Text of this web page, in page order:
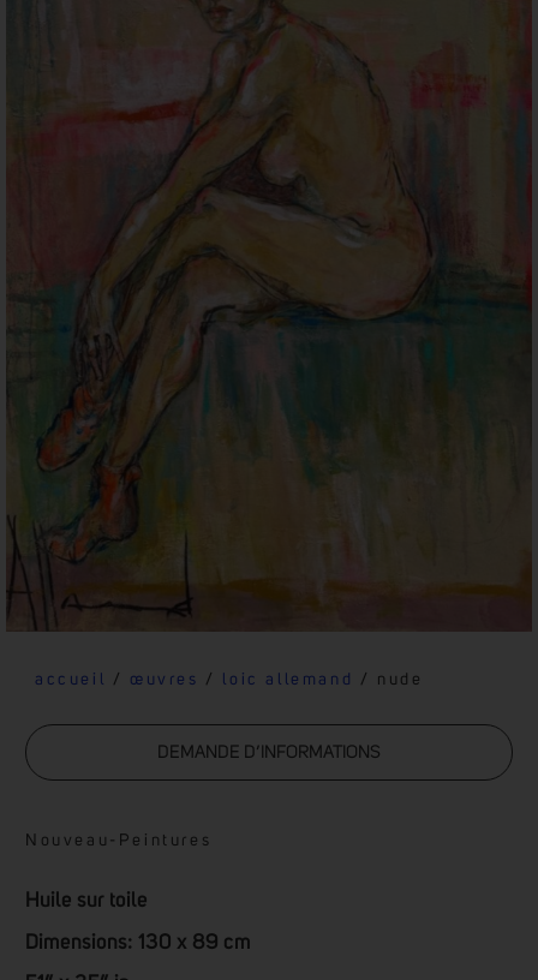
accueil / œuvres / loic allemand / nude
DEMANDE D’INFORMATIONS
Nouveau - Peintures
Huile sur toile
Dimensions: 130 x 89 cm